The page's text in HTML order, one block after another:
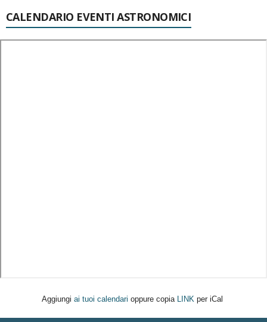
CALENDARIO EVENTI ASTRONOMICI
Aggiungi ai tuoi calendari oppure copia LINK per iCal